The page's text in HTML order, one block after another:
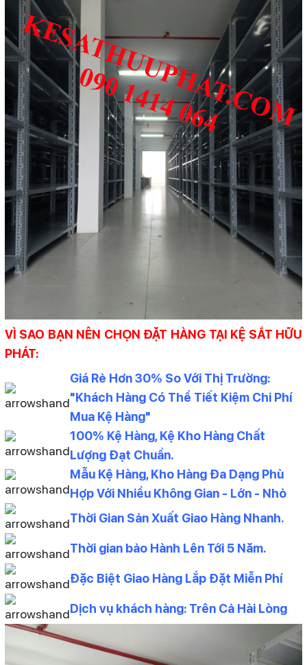
VÌ SAO BẠN NÊN CHỌN ĐẶT HÀNG TẠI KỆ SẮT HỮU
PHÁT:
Giá Rẻ Hơn 30% So Với Thị Trường:
"Khách Hàng Có Thể Tiết Kiệm Chi Phí
Mua Kệ Hàng"
100% Kệ Hàng, Kệ Kho Hàng Chất
Lượng Đạt Chuẩn.
Mẫu Kệ Hàng, Kho Hàng Đa Dạng Phù
Hợp Với Nhiều Không Gian - Lớn - Nhỏ
Thời Gian Sản Xuất Giao Hàng Nhanh.
Thời gian bảo Hành Lên Tới 5 Năm.
Đặc Biệt Giao Hàng Lắp Đặt Miễn Phí
Dịch vụ khách hàng: Trên Cả Hài Lòng